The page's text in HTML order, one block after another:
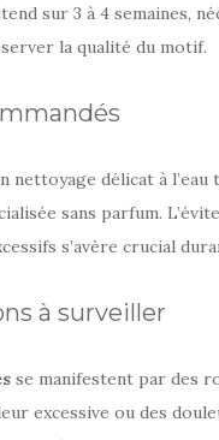
sur 3 à 4 semaines,
la qualité du motif.
nettoyage délicat à l’eau
sans parfum.
s’avère crucial
à surveiller
se manifestent par des
excessive ou des